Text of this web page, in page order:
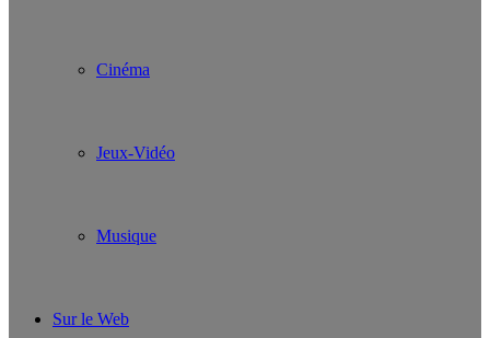
Cinéma
Jeux-Vidéo
Musique
Sur le Web